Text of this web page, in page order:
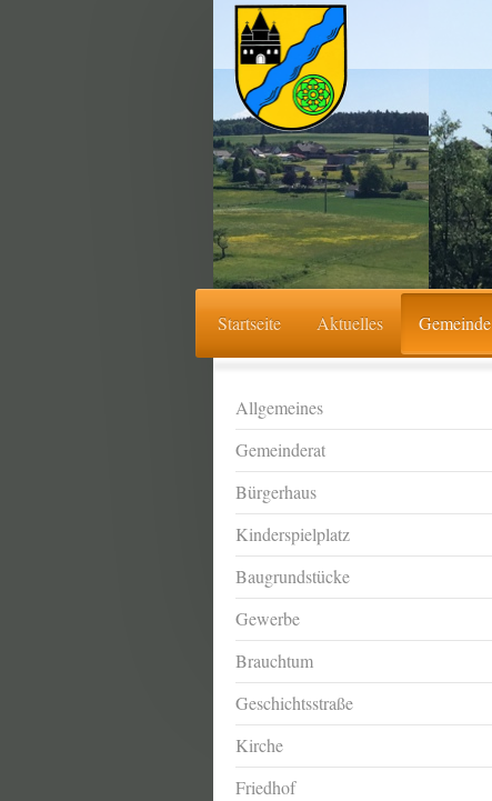
Startseite Aktuelles Gemeinde
Allgemeines
Gemeinderat
Bürgerhaus
Kinderspielplatz
Baugrundstücke
Gewerbe
Brauchtum
Geschichtsstraße
Kirche
Friedhof